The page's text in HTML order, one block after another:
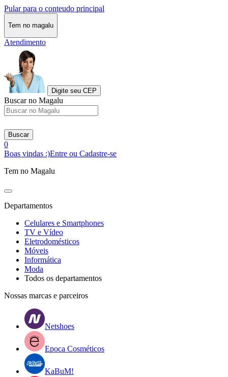
Pular para o conteudo principal
Tem no magalu
Atendimento
Digite seu CEP
Buscar no Magalu
Buscar
0
Boas vindas :)Entre ou Cadastre-se
Tem no Magalu
Departamentos
Celulares e Smartphones
TV e Vídeo
Eletrodomésticos
Móveis
Informática
Moda
Todos os departamentos
Nossas marcas e parceiros
Netshoes
Epoca Cosméticos
KaBuM!